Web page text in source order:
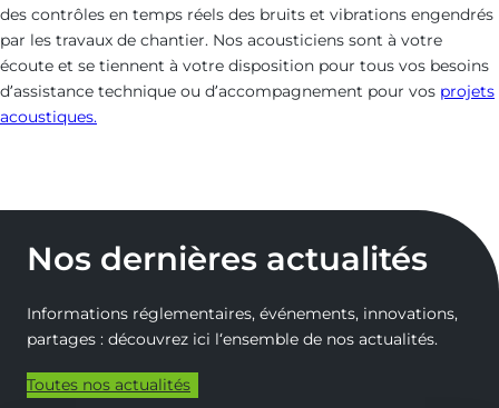
des contrôles en temps réels des bruits et vibrations engendrés
par les travaux de chantier. Nos acousticiens sont à votre
écoute et se tiennent à votre disposition pour tous vos besoins
d’assistance technique ou d’accompagnement pour vos projets
acoustiques.
Nos dernières actualités
Informations réglementaires, événements, innovations,
partages : découvrez ici l‘ensemble de nos actualités.
Toutes nos actualités